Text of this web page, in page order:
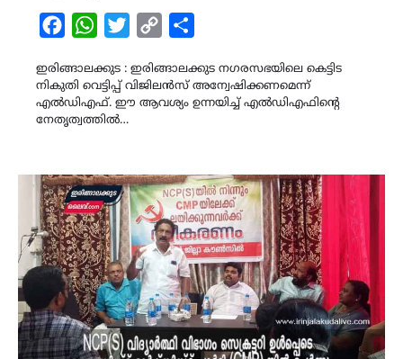
FacebookWhatsAppTwitterCopy
ഇരിങ്ങാലക്കുട : ഇരിങ്ങാലക്കുട നഗരസഭയിലെ കെട്ടിട
നികുതി വെട്ടിപ്പ് വിജിലൻസ് അന്വേഷിക്കണമെന്ന്
എൽഡിഎഫ്. ഈ ആവശ്യം ഉന്നയിച്ച് എൽഡിഎഫിന്റെ
നേതൃത്വത്തിൽ…